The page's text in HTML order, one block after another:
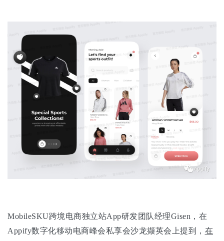
MobileSKU跨境电商独立站App研发团队经理Gisen，在
Appify数字化移动电商峰会私享会沙龙撷英会上提到， 在